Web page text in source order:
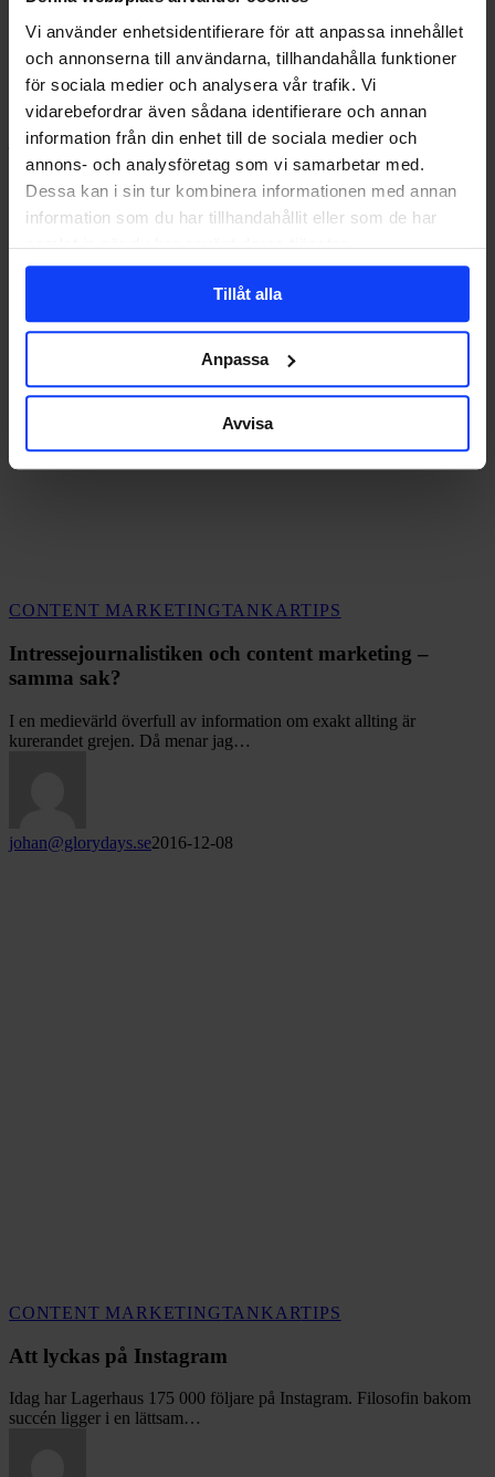
Vi använder enhetsidentifierare för att anpassa innehållet
och annonserna till användarna, tillhandahålla funktioner
för sociala medier och analysera vår trafik. Vi
vidarebefordrar även sådana identifierare och annan
information från din enhet till de sociala medier och
annons- och analysföretag som vi samarbetar med.
Dessa kan i sin tur kombinera informationen med annan
information som du har tillhandahållit eller som de har
samlat in när du har använt deras tjänster.
Tillåt alla
Anpassa
Avvisa
kompetensbehov
mot en mediebransch i ständig förändring, är minst…
johan@glorydays.se 2016-12-15
CONTENT MARKETINGTANKARTIPS
content
marketing
sak?
Intressejournalistiken och content marketing –
samma sak?
I en medievärld överfull av information om exakt allting är
kurerandet grejen. Då menar jag…
johan@glorydays.se2016-12-08
CONTENT MARKETINGTANKARTIPS
Att lyckas på Instagram
Idag har Lagerhaus 175 000 följare på Instagram. Filosofin bakom
succén ligger i en lättsam…